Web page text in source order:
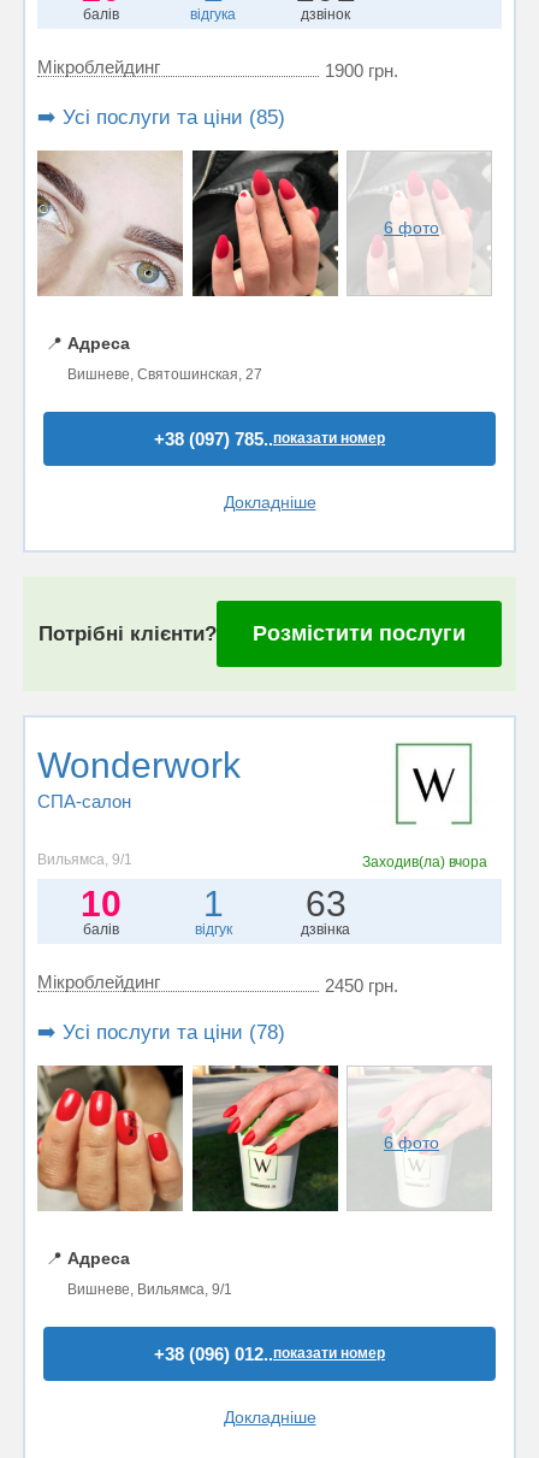
балів відгука дзвінок
Мікроблейдинг 1900 грн.
➡️ Усі послуги та ціни (85)
6 фото
📍 Адреса
Вишневе, Святошинская, 27
+38 (097) 785..показати номер
Докладніше
Потрібні клієнти? Розмістити послуги
Wonderwork
СПА-салон
Вильямса, 9/1 Заходив(ла) вчора
10
балів
1
відгук
63
дзвінка
Мікроблейдинг 2450 грн.
➡️ Усі послуги та ціни (78)
6 фото
📍 Адреса
Вишневе, Вильямса, 9/1
+38 (096) 012..показати номер
Докладніше